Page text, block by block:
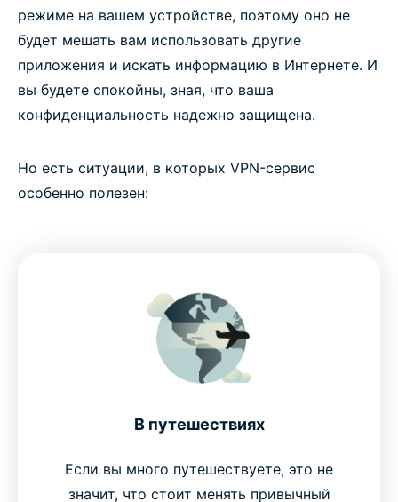
режиме на вашем устройстве, поэтому оно не
будет мешать вам использовать другие
приложения и искать информацию в Интернете. И
вы будете спокойны, зная, что ваша
конфиденциальность надежно защищена.
Но есть ситуации, в которых VPN-сервис
особенно полезен:
В путешествиях
Если вы много путешествуете, это не
значит, что стоит менять привычный